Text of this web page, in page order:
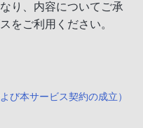
り、内容についてご承
をご利用ください。
び本サービス契約の成立）